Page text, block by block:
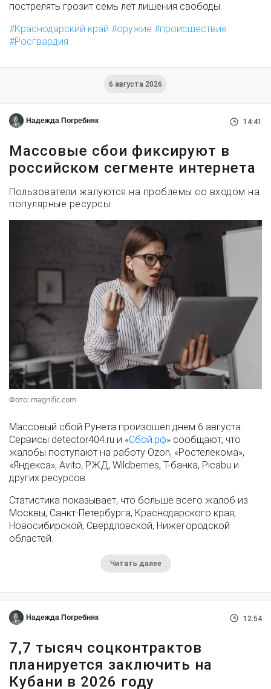
пострелять грозит семь лет лишения свободы.
Краснодарский край
оружие
происшествие
Росгвардия
6 августа 2026
Надежда Погребняк 14:41
Массовые сбои фиксируют в
российском сегменте интернета
Пользователи жалуются на проблемы со входом на
популярные ресурсы
Фото: magnific.com
Массовый сбой Рунета произошел днем 6 августа.
Сервисы detector404.ru и «Сбой.рф» сообщают, что
жалобы поступают на работу Ozon, «Ростелекома»,
«Яндекса», Avito, РЖД, Wildberries, Т-банка, Picabu и
других ресурсов.
Статистика показывает, что больше всего жалоб из
Москвы, Санкт-Петербурга, Краснодарского края,
Новосибирской, Свердловской, Нижегородской
областей.
Читать далее
Надежда Погребняк 12:54
7,7 тысяч соцконтрактов
планируется заключить на
Кубани в 2026 году